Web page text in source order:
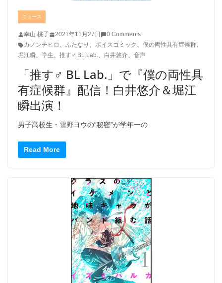
ニュース
幸山 桃子 2021年11月27日
0 Comments
カノンチヒロ 、 ふたなり 、 ボイスコミック 、 僕の両性具有症候群、
堀江瞬、 学生、 推す♂ BL Lab.、 白井悠介、 音声
「推す♂ BL Lab.」で『僕の両性具
有症候群』配信！白井悠介＆堀江
瞬出演！
男子高校生・雪野ヨウの“秘密”が学年一の
Read More